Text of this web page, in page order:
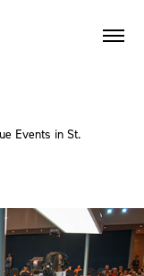
Events in St.